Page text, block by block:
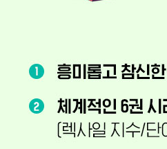
마을의 숨겨진 문제
소리 없이 조화로운 마을, Bengkala
1일 1문장 Review